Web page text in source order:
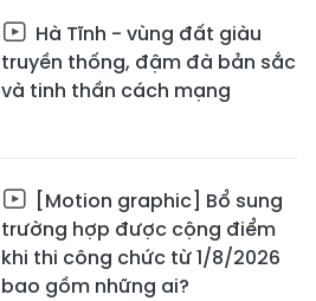
Hà Tĩnh - vùng đất giàu
truyền thống, đậm đà bản sắc
và tinh thần cách mạng
[Motion graphic] Bổ sung
trường hợp được cộng điểm
khi thi công chức từ 1/8/2026
bao gồm những ai?